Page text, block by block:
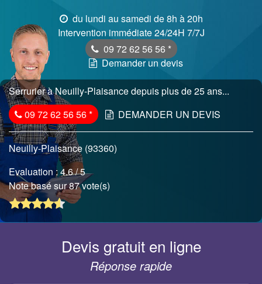
du lundi au samedi de 8h à 20h
Intervention immédiate 24/24H 7/7J
09 72 62 56 56 *
Demander un devis
Serrurier à Neuilly-Plaisance depuis plus de 25 ans...
09 72 62 56 56* DEMANDER UN DEVIS
Neuilly-Plaisance (93360)
Evaluation :4.6/ 5
Note basé sur 87 vote(s)
Devis gratuit en ligne
Réponse rapide